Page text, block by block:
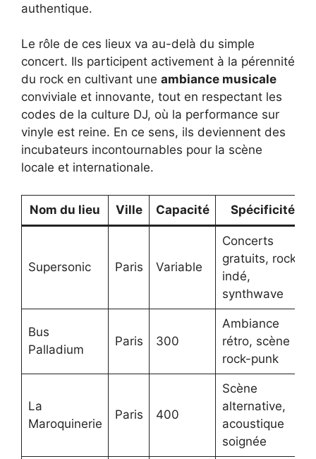
authentique.
Le rôle de ces lieux va au-delà du simple
concert. Ils participent activement à la pérennité
du rock en cultivant une ambiance musicale
conviviale et innovante, tout en respectant les
codes de la culture DJ, où la performance sur
vinyle est reine. En ce sens, ils deviennent des
incubateurs incontournables pour la scène
locale et internationale.
Nom du lieu Ville Capacité Spécificité
Supersonic Paris Variable
Concerts
gratuits, rock
indé,
synthwave
Bus
Palladium
Paris 300
Ambiance
rétro, scène
rock-punk
La
Maroquinerie
Paris 400
Scène
alternative,
acoustique
soignée